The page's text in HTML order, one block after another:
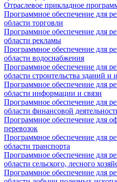
Отраслевое прикладное
Программное обеспечение для
области торговли
Программное обеспечение для
области рекламы
Программное обеспечение для
области водоснабжения
Программное обеспечение для
области строительства зданий
Программное обеспечение для
области информации и связи
Программное обеспечение для
области финансовой
Программное обеспечение для
перевозок
Программное обеспечение для
области транспорта
Программное обеспечение для
области сельского, лесного
Программное обеспечение для